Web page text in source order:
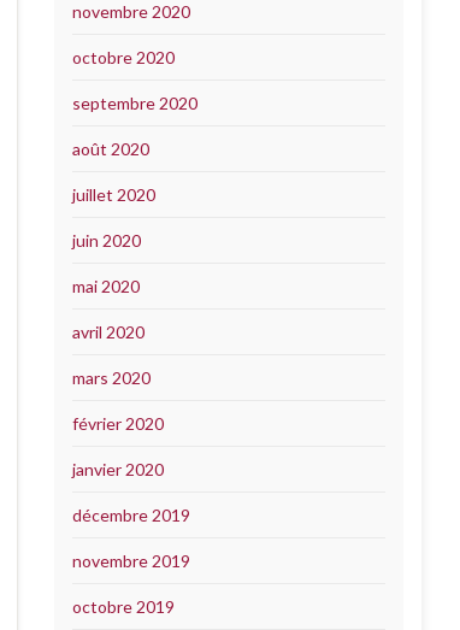
novembre 2020
octobre 2020
septembre 2020
août 2020
juillet 2020
juin 2020
mai 2020
avril 2020
mars 2020
février 2020
janvier 2020
décembre 2019
novembre 2019
octobre 2019